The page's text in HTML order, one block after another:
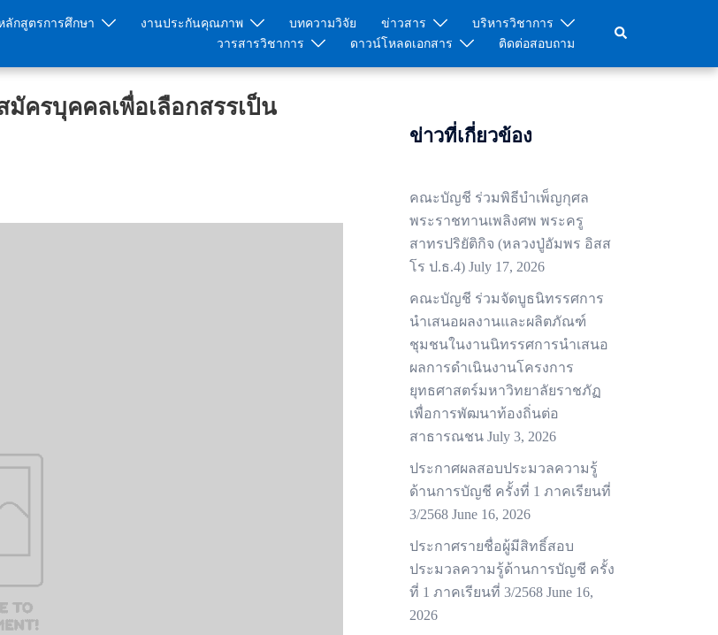
ลักสูตรการศึกษา งานประกันคุณภาพ บทความวิจัย ข่าวสาร
บริหารวิชาการ
วารสารวิชาการ
ดาวน์โหลดเอกสาร ติดต่อสอบถาม
Search
ครบุคคลเพื่อเลือกสรรเป็น
ข่าวที่เกี่ยวข้อง
คณะบัญชี ร่วมพิธีบำเพ็ญกุศล
พระราชทานเพลิงศพ พระครู
สาทรปริยัติกิจ (หลวงปู่อัมพร อิสส
โร ป.ธ.4) July 17, 2026
คณะบัญชี ร่วมจัดบูธนิทรรศการ
นำเสนอผลงานและผลิตภัณฑ์
ชุมชนในงานนิทรรศการนำเสนอ
ผลการดำเนินงานโครงการ
ยุทธศาสตร์มหาวิทยาลัยราชภัฏ
เพื่อการพัฒนาท้องถิ่นต่อ
สาธารณชน July 3, 2026
ประกาศผลสอบประมวลความรู้
ด้านการบัญชี ครั้งที่ 1 ภาคเรียนที่
3/2568 June 16, 2026
ประกาศรายชื่อผู้มีสิทธิ์สอบ
ประมวลความรู้ด้านการบัญชี ครั้ง
ที่ 1 ภาคเรียนที่ 3/2568 June 16,
2026